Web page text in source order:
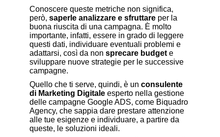
Conoscere queste metriche non significa,
però, saperle analizzare e sfruttare per la
buona riuscita di una campagna. È molto
importante, infatti, essere in grado di leggere
questi dati, individuare eventuali problemi e
adattarsi, così da non sprecare budget e
sviluppare nuove strategie per le successive
campagne.
Quello che ti serve, quindi, è un consulente
di Marketing Digitale esperto nella gestione
delle campagne Google ADS, come Biquadro
Agency, che sappia dare prestare attenzione
alle tue esigenze e individuare, a partire da
queste, le soluzioni ideali.